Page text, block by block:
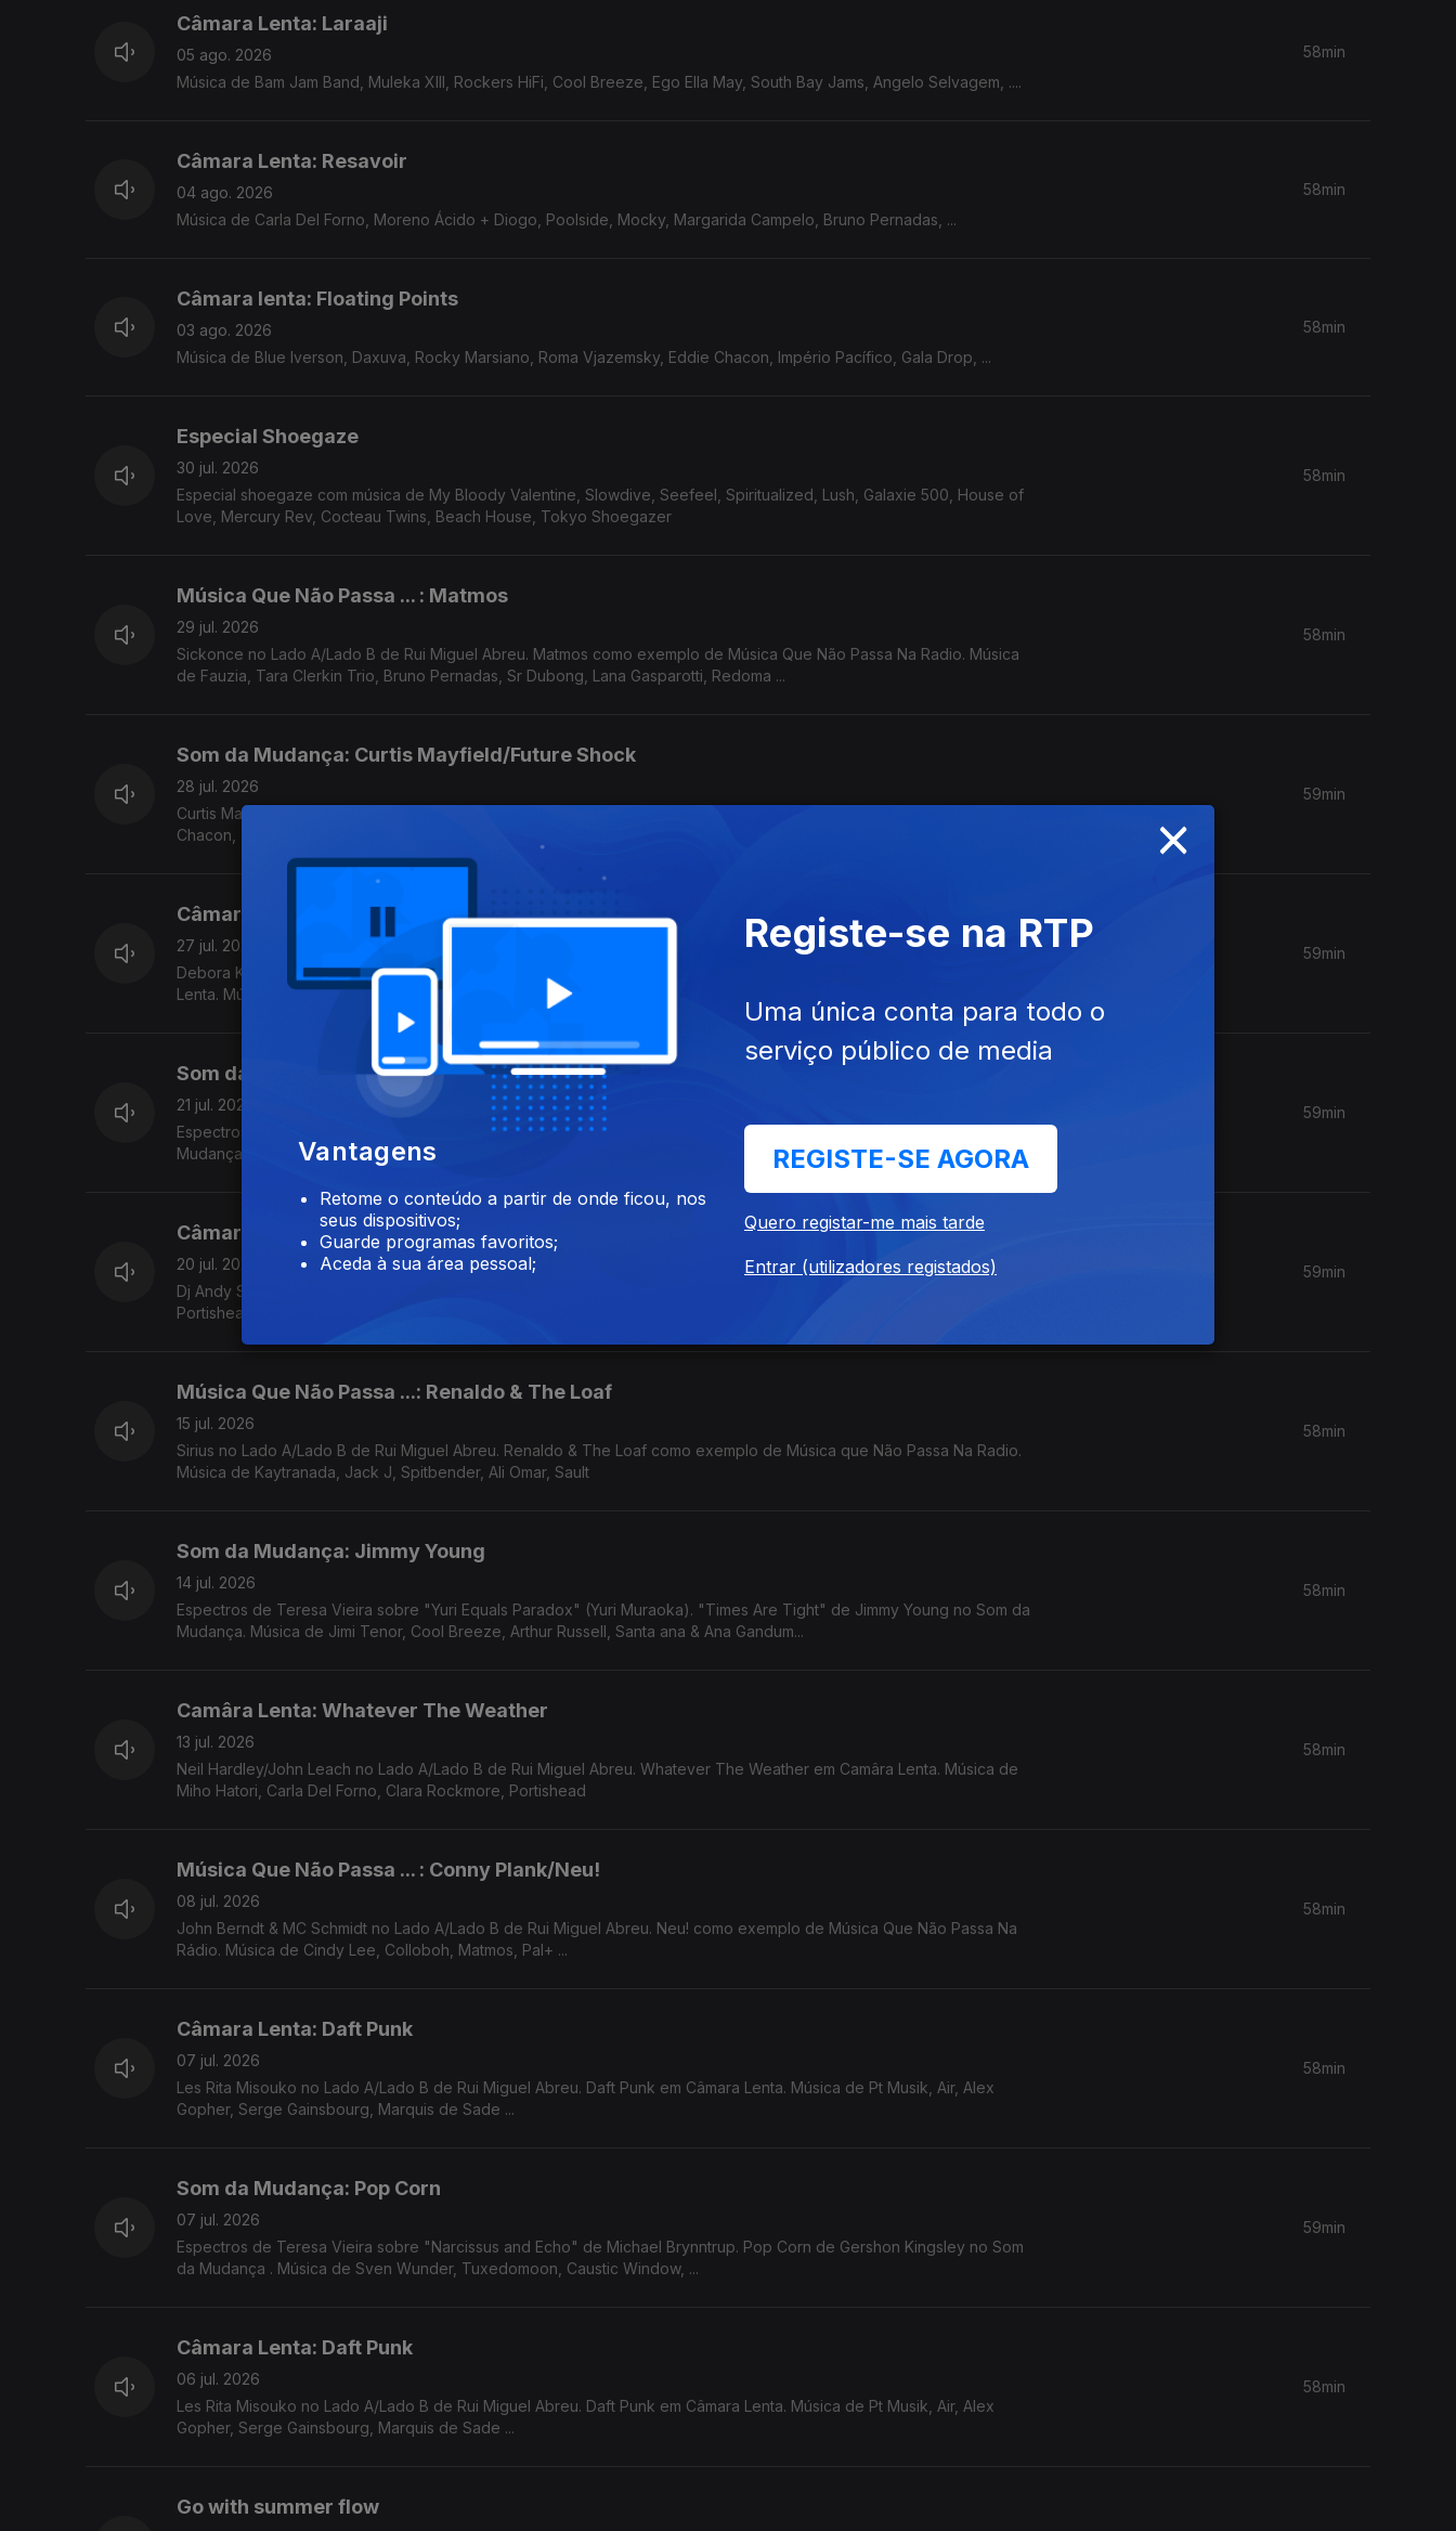
Câmara Lenta: Laraaji
05 ago. 2026
Música de Bam Jam Band, Muleka XIII, Rockers HiFi, Cool Breeze, Ego Ella May, South Bay Jams, Angelo Selvagem, ....
58min
Câmara Lenta: Resavoir
04 ago. 2026
Música de Carla Del Forno, Moreno Ácido + Diogo, Poolside, Mocky, Margarida Campelo, Bruno Pernadas, ...
58min
Câmara lenta: Floating Points
03 ago. 2026
Música de Blue Iverson, Daxuva, Rocky Marsiano, Roma Vjazemsky, Eddie Chacon, Império Pacífico, Gala Drop, ...
58min
Especial Shoegaze
30 jul. 2026
Especial shoegaze com música de My Bloody Valentine, Slowdive, Seefeel, Spiritualized, Lush, Galaxie 500, House of
Love, Mercury Rev, Cocteau Twins, Beach House, Tokyo Shoegazer
58min
Música Que Não Passa ... : Matmos
29 jul. 2026
Sickonce no Lado A/Lado B de Rui Miguel Abreu. Matmos como exemplo de Música Que Não Passa Na Radio. Música
de Fauzia, Tara Clerkin Trio, Bruno Pernadas, Sr Dubong, Lana Gasparotti, Redoma ...
58min
Som da Mudança: Curtis Mayfield/Future Shock
28 jul. 2026
Curtis Mayfield no Som da Mudança. Música de Local Artist, Sade, Break SL, Gaztween, John Carroll Kirby, Eddie
Chacon, Terry Callier, ...
59min
Câmara Lenta: Bark Psychosis
27 jul. 2026
Debora King no Lado A /Lado B de Rui Miguel Abreu a propósito do livro "Rimas e Batidas". Bark Psychosis em Câmara
Lenta. Música de Nomi, Jill Scott, Samalandra, ...
59min
Som da Mudança: Anohni
21 jul. 2026
Espectros de Teresa vieira sobre "Dark Knot at the Center" no Festival Curtas de Vila do Conde. Anohni no Som da
Mudança. Música de Carla Del Forno, Mirror People, Nuno Canavarro, Ursula Rucker, Hercules and Love Affair
59min
Câmara Lenta: Dj Shadow
20 jul. 2026
Dj Andy Smith no Lado A/Lado B de Rui Miguel Abreu. In/Flux de Dj Shadow em Câmara Lenta. Música de Fauzia, Keiyaa,
Portishead, Tricky, James K, Zaliva D
59min
Música Que Não Passa ...: Renaldo & The Loaf
15 jul. 2026
Sirius no Lado A/Lado B de Rui Miguel Abreu. Renaldo & The Loaf como exemplo de Música que Não Passa Na Radio.
Música de Kaytranada, Jack J, Spitbender, Ali Omar, Sault
58min
Som da Mudança: Jimmy Young
14 jul. 2026
Espectros de Teresa Vieira sobre "Yuri Equals Paradox" (Yuri Muraoka). "Times Are Tight" de Jimmy Young no Som da
Mudança. Música de Jimi Tenor, Cool Breeze, Arthur Russell, Santa ana & Ana Gandum...
58min
Camâra Lenta: Whatever The Weather
13 jul. 2026
Neil Hardley/John Leach no Lado A/Lado B de Rui Miguel Abreu. Whatever The Weather em Camâra Lenta. Música de
Miho Hatori, Carla Del Forno, Clara Rockmore, Portishead
58min
Música Que Não Passa ... : Conny Plank/Neu!
08 jul. 2026
John Berndt & MC Schmidt no Lado A/Lado B de Rui Miguel Abreu. Neu! como exemplo de Música Que Não Passa Na
Rádio. Música de Cindy Lee, Colloboh, Matmos, Pal+ ...
58min
Câmara Lenta: Daft Punk
07 jul. 2026
Les Rita Misouko no Lado A/Lado B de Rui Miguel Abreu. Daft Punk em Câmara Lenta. Música de Pt Musik, Air, Alex
Gopher, Serge Gainsbourg, Marquis de Sade ...
58min
Som da Mudança: Pop Corn
07 jul. 2026
Espectros de Teresa Vieira sobre "Narcissus and Echo" de Michael Brynntrup. Pop Corn de Gershon Kingsley no Som
da Mudança . Música de Sven Wunder, Tuxedomoon, Caustic Window, ...
59min
Câmara Lenta: Daft Punk
06 jul. 2026
Les Rita Misouko no Lado A/Lado B de Rui Miguel Abreu. Daft Punk em Câmara Lenta. Música de Pt Musik, Air, Alex
Gopher, Serge Gainsbourg, Marquis de Sade ...
58min
Go with summer flow
×
Vantagens
Retome o conteúdo a partir de onde ficou, nos
seus dispositivos;
Guarde programas favoritos;
Aceda à sua área pessoal;
Registe-se na RTP
Uma única conta para todo o
serviço público de media
REGISTE-SE AGORA
Quero registar-me mais tarde
Entrar (utilizadores registados)